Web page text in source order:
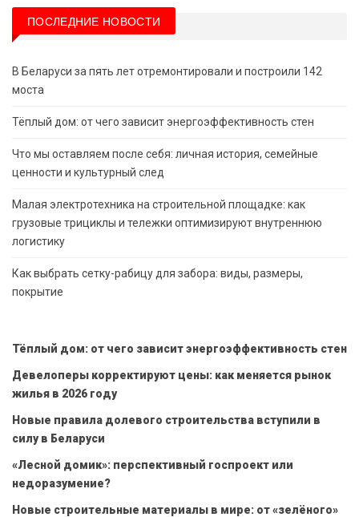
ПОСЛЕДНИЕ НОВОСТИ
В Беларуси за пять лет отремонтировали и построили 142
моста
Тёплый дом: от чего зависит энергоэффективность стен
Что мы оставляем после себя: личная история, семейные
ценности и культурный след
Малая электротехника на строительной площадке: как
грузовые трициклы и тележки оптимизируют внутреннюю
логистику
Как выбрать сетку-рабицу для забора: виды, размеры,
покрытие
Тёплый дом: от чего зависит энергоэффективность стен
Девелоперы корректируют цены: как меняется рынок
жилья в 2026 году
Новые правила долевого строительства вступили в
силу в Беларуси
«Лесной домик»: перспективный госпроект или
недоразумение?
Новые строительные материалы в мире: от «зелёного»